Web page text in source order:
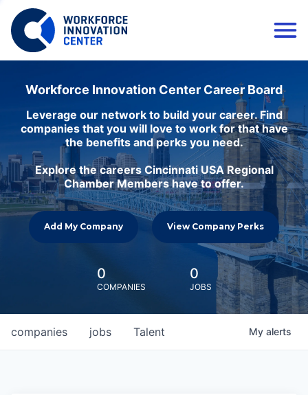
Workforce Innovation Center Career Board
Leverage our network to build your career. Find
companies that you will love to work for that have
the benefits and perks you need.
Explore the careers Cincinnati USA Regional
Chamber Members have to offer.
Add My Company View Company Perks
0
COMPANIES
0
JOBS
jobs
companies Talent My alerts